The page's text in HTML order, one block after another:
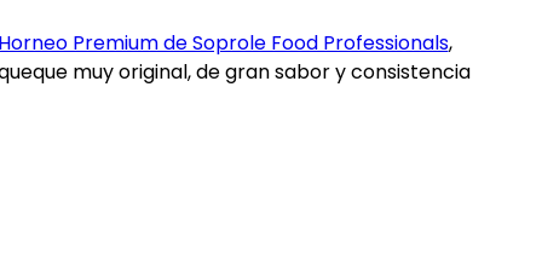
Premium de Soprole Food Professionals,
muy original, de gran sabor y consistencia